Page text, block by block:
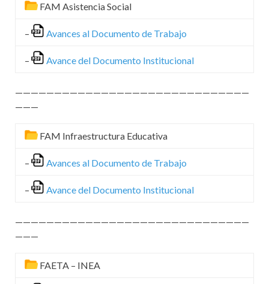
FAM Asistencia Social
– Avances al Documento de Trabajo
– Avance del Documento Institucional
——————————————————————————————
———
FAM Infraestructura Educativa
– Avances al Documento de Trabajo
– Avance del Documento Institucional
——————————————————————————————
———
FAETA – INEA